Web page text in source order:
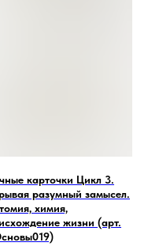
карточки Цикл 3.
разумный замысел.
химия,
жизни (арт.